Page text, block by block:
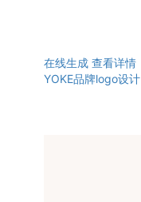
在线生成 查看详情
YOKE品牌logo设计